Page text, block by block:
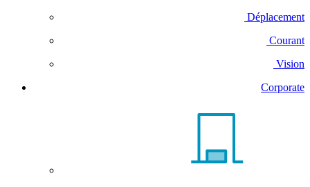
Déplacement
Courant
Vision
Corporate